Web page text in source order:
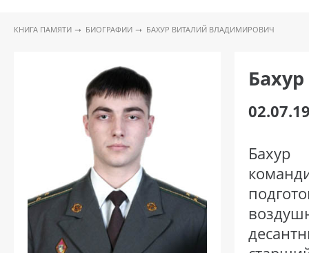
КНИГА ПАМЯТИ БИОГРАФИИ БАХУР ВИТАЛИЙ ВЛАДИМИРОВИЧ
Бахур